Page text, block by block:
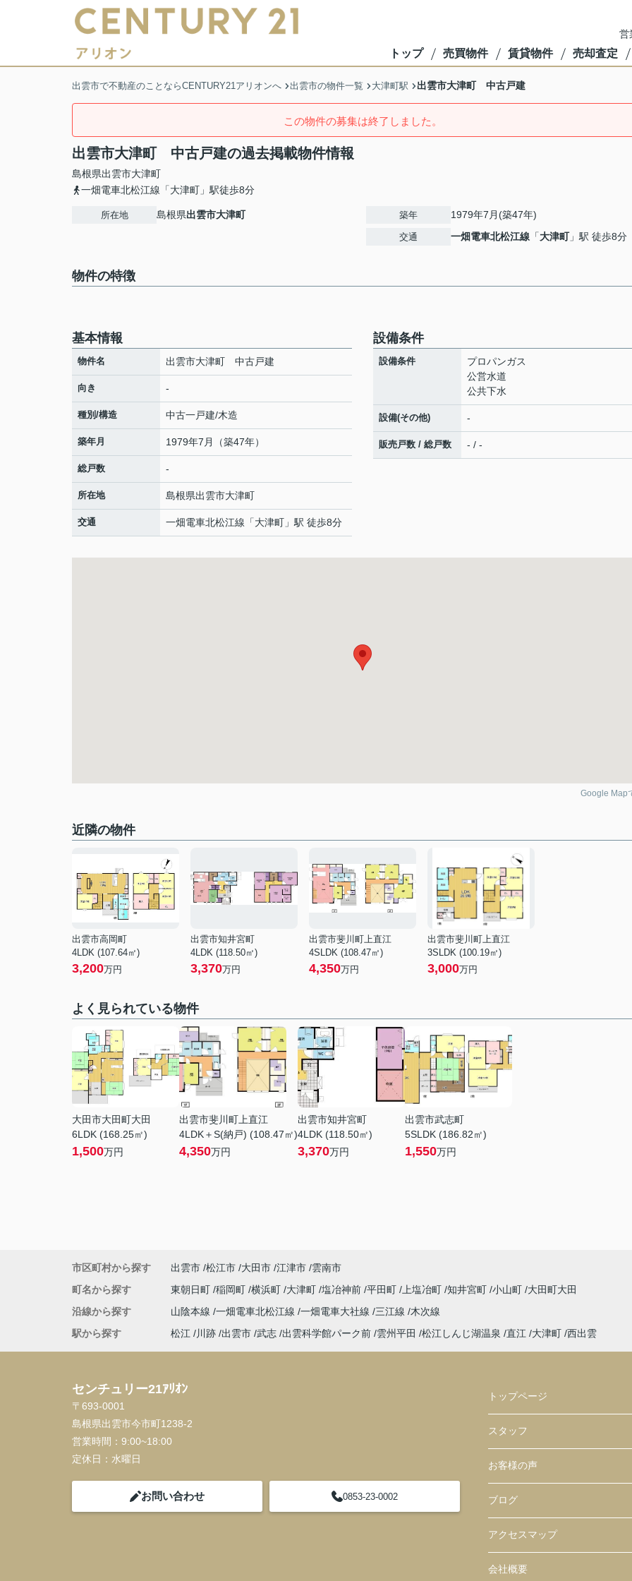
営
トップ 売買物件 賃貸物件 売却査定
出雲市で不動産のことならCENTURY21アリオンへ 出雲市の物件一覧 大津町駅 出雲市大津町 中古戸建
この物件の募集は終了しました。
出雲市大津町 中古戸建の過去掲載物件情報
島根県出雲市大津町
一畑電車北松江線「大津町」駅徒歩8分
所在地 島根県出雲市大津町 築年 1979年7月(築47年)
交通 一畑電車北松江線 「大津町」駅 徒歩8分
物件の特徴
基本情報
物件名 出雲市大津町 中古戸建
向き -
種別/構造 中古一戸建/木造
築年月 1979年7月（築47年）
総戸数 -
所在地 島根県出雲市大津町
交通 一畑電車北松江線 「大津町 」駅 徒歩8分
設備条件
設備条件
プロパンガス
公営水道
公共下水
設備(その他) -
販売戸数 / 総戸数 - / -
Google Map
近隣の物件
出雲市高岡町
4LDK (107.64㎡)
3,200万円
出雲市知井宮町
4LDK (118.50㎡)
3,370万円
出雲市斐川町上直江
4SLDK (108.47㎡)
4,350万円
出雲市斐川町上直江
3SLDK (100.19㎡)
3,000万円
よく見られている物件
大田市大田町大田
6LDK (168.25㎡)
1,500万円
出雲市斐川町上直江
4LDK＋S(納戸) (108.47㎡)
4,350万円
出雲市知井宮町
4LDK (118.50㎡)
3,370万円
出雲市武志町
5SLDK (186.82㎡)
1,550万円
市区町村から探す 出雲市 松江市 大田市 江津市 雲南市
町名から探す
東朝日町 稲岡町 横浜町 大津町 塩冶神前 平田町 上塩冶町 知井宮町 小山町 大田町大田
沿線から探す
山陰本線 一畑電車北松江線 一畑電車大社線 三江線
木次線
駅から探す
松江 川跡 出雲市 武志 出雲科学館パーク前 雲州平田 松江しんじ湖温泉 直江 大津町 西出雲
センチュリー21ｱﾘｵﾝ
〒693-0001
島根県出雲市今市町1238-2
営業時間： 9:00~18:00
定休日： 水曜日
お問い合わせ 0853-23-0002
トップページ
スタッフ
お客様の声
ブログ
アクセスマップ
会社概要